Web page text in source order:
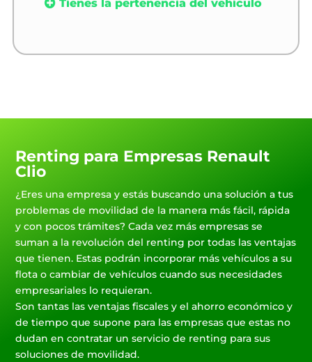
Tienes la pertenencia del vehículo
Renting para Empresas Renault
Clio
¿Eres una empresa y estás buscando una solución a tus
problemas de movilidad de la manera más fácil, rápida
y con pocos trámites? Cada vez más empresas se
suman a la revolución del renting por todas las ventajas
que tienen. Estas podrán incorporar más vehículos a su
flota o cambiar de vehículos cuando sus necesidades
empresariales lo requieran.
Son tantas las ventajas fiscales y el ahorro económico y
de tiempo que supone para las empresas que estas no
dudan en contratar un servicio de renting para sus
soluciones de movilidad.